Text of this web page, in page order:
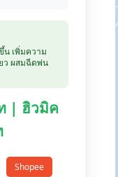
น เพิ่มความ
ว ผสมฉีดพ่น
| ฮิวมิค
Shopee